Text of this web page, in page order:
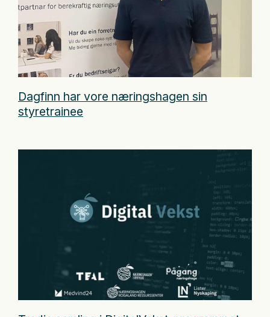
Dagfinn har vore næringshagen sin
styretrainee